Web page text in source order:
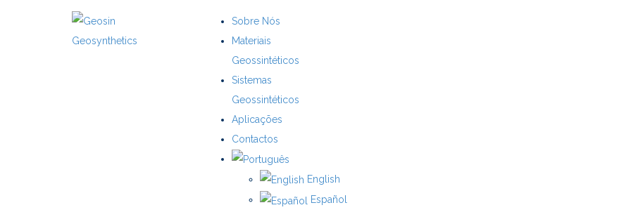
Sobre Nós
Materiais
Geossintéticos
Sistemas
Geossintéticos
Aplicações
Contactos
English
Español